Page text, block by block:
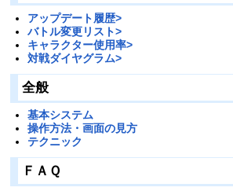
アップデート履歴>
バトル変更リスト>
キャラクター使用率>
対戦ダイヤグラム>
全般
基本システム
操作方法・画面の見方
テクニック
ＦＡＱ